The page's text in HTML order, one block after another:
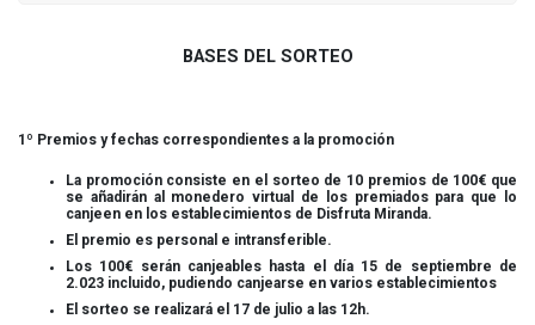
BASES DEL SORTEO
1º Premios y fechas correspondientes a la promoción
La promoción consiste en el sorteo de 10 premios de 100€ que
se añadirán al monedero virtual de los premiados para que lo
canjeen en los establecimientos de Disfruta Miranda.
El premio es personal e intransferible.
Los 100€ serán canjeables hasta el día 15 de septiembre de
2.023 incluido, pudiendo canjearse en varios establecimientos
El sorteo se realizará el 17 de julio a las 12h.